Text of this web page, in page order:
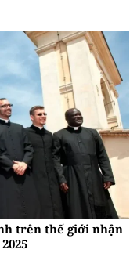
trên thế giới nhận